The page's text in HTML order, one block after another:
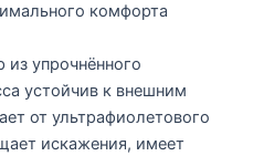
комфорта
упрочнённого
устойчив к внешним
от ультрафиолетового
искажения, имеет